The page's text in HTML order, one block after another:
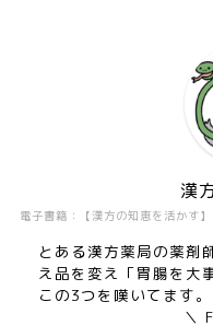
電子書籍：【漢方の知恵を活かす
漢
とある漢方薬局の薬剤
え品を変え「胃腸を大
この3つを嘆いてます。
＼